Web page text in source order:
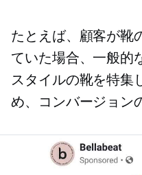
たとえば、顧客が靴
ていた場合、一般的
スタイルの靴を特集
め、コンバージョン